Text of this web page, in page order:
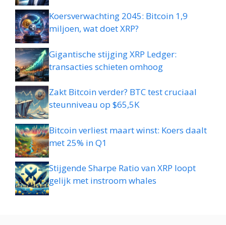
Koersverwachting 2045: Bitcoin 1,9
miljoen, wat doet XRP?
Gigantische stijging XRP Ledger:
transacties schieten omhoog
Zakt Bitcoin verder? BTC test cruciaal
steunniveau op $65,5K
Bitcoin verliest maart winst: Koers daalt
met 25% in Q1
Stijgende Sharpe Ratio van XRP loopt
gelijk met instroom whales